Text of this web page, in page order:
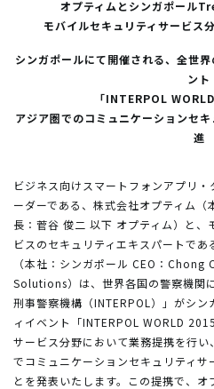
オプティムとシンガポール
モバイルセキュリティサービス
シンガポールにて開催される、全世
ント
「INTERPOL
アジア圏でのコミュニケーションセ
進
ビジネス向けスマートフォンアプリ
ーダーである、株式会社オプティム
長：菅谷 俊二 以下 オプティム）と、
ビスのセキュリティエキスパートで
（本社：シンガポール CEO：
Solutions）は、世界各国の警察機関
刑事警察機構（INTERPOL）」がシ
ィイベント「INTERPOL WORLD
サービス分野において業務提携を行
でコミュニケーションセキュリティ
とを発表いたします。この提携で、